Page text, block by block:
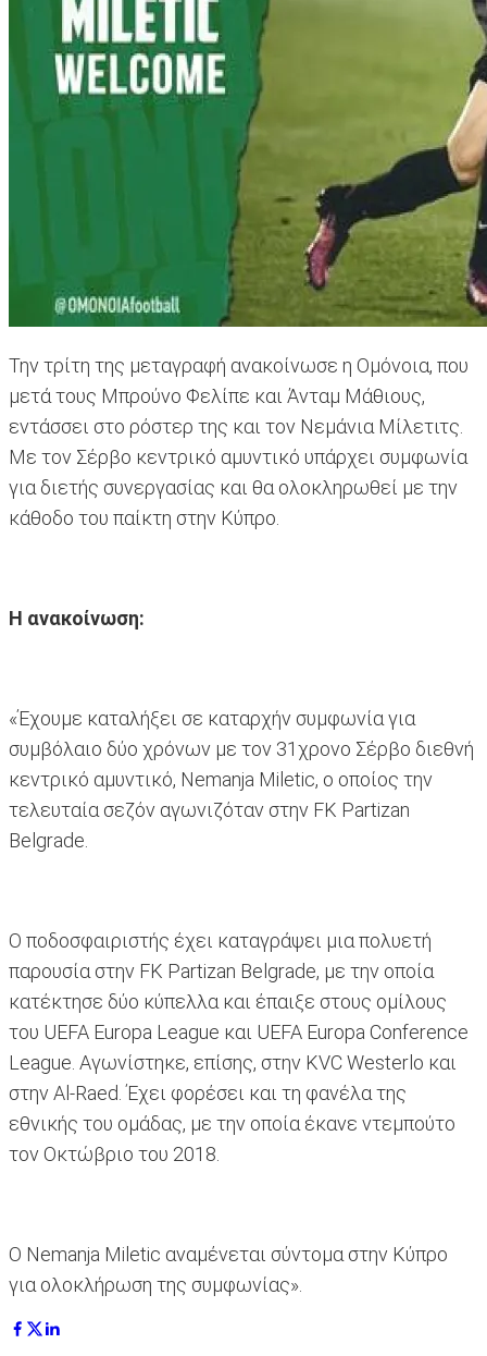
Την τρίτη της μεταγραφή ανακοίνωσε η Ομόνοια, που
μετά τους Μπρούνο Φελίπε και Άνταμ Μάθιους,
εντάσσει στο ρόστερ της και τον Νεμάνια Μίλετιτς.
Με τον Σέρβο κεντρικό αμυντικό υπάρχει συμφωνία
για διετής συνεργασίας και θα ολοκληρωθεί με την
κάθοδο του παίκτη στην Κύπρο.
Η ανακοίνωση:
«Έχουμε καταλήξει σε καταρχήν συμφωνία για
συμβόλαιο δύο χρόνων με τον 31χρονο Σέρβο διεθνή
κεντρικό αμυντικό, Nemanja Miletic, ο οποίος την
τελευταία σεζόν αγωνιζόταν στην FK Partizan
Belgrade.
Ο ποδοσφαιριστής έχει καταγράψει μια πολυετή
παρουσία στην FK Partizan Belgrade, με την οποία
κατέκτησε δύο κύπελλα και έπαιξε στους ομίλους
του UEFA Europa League και UEFA Europa Conference
League. Αγωνίστηκε, επίσης, στην KVC Westerlo και
στην Al-Raed. Έχει φορέσει και τη φανέλα της
εθνικής του ομάδας, με την οποία έκανε ντεμπούτο
τον Οκτώβριο του 2018.
Ο Nemanja Miletic αναμένεται σύντομα στην Κύπρο
για ολοκλήρωση της συμφωνίας».